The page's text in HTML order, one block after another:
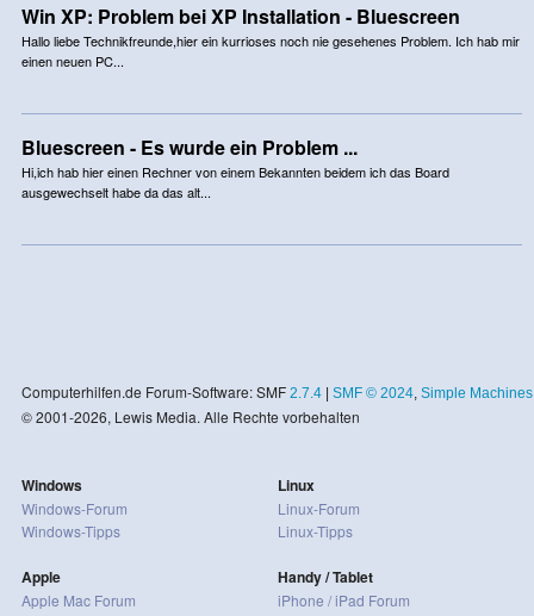
Win XP: Problem bei XP Installation - Bluescreen
Hallo liebe Technikfreunde,hier ein kurrioses noch nie gesehenes Problem. Ich hab mir
einen neuen PC...
Bluescreen - Es wurde ein Problem ...
Hi,ich hab hier einen Rechner von einem Bekannten beidem ich das Board
ausgewechselt habe da das alt...
Computerhilfen.de Forum-Software: SMF 2.7.4| SMF © 2024, Simple Machines
© 2001-2026, Lewis Media. Alle Rechte vorbehalten
Windows
Windows-Forum
Windows-Tipps
Apple
Apple Mac Forum
Linux
Linux-Forum
Linux-Tipps
Handy / Tablet
iPhone / iPad Forum